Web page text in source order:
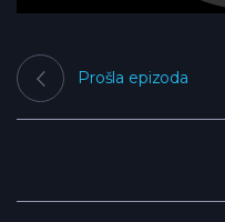
Prošla epizoda